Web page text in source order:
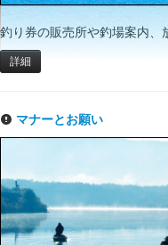
釣り券の販売所や釣場案内、
詳細
マナーとお願い